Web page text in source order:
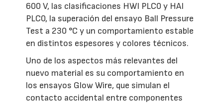
600 V, las clasificaciones HWI PLC0 y HAI
PLC0, la superación del ensayo Ball Pressure
Test a 230 °C y un comportamiento estable
en distintos espesores y colores técnicos.
Uno de los aspectos más relevantes del
nuevo material es su comportamiento en
los ensayos Glow Wire, que simulan el
contacto accidental entre componentes